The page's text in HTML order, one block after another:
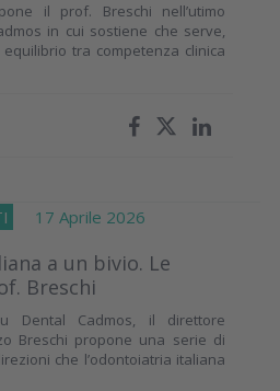
il prof. Breschi nell’utimo
in cui sostiene che serve,
tra competenza clinica
17 Aprile 2026
a un bivio. Le
Breschi
Dental Cadmos, il direttore
Breschi propone una serie di
che l’odontoiatria italiana